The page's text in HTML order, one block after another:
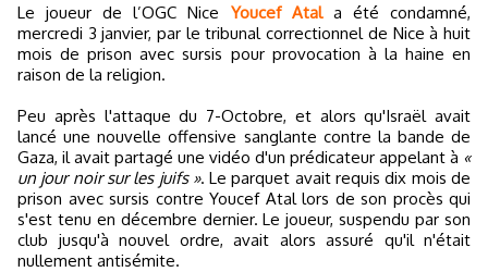
Le joueur de l’OGC Nice Youcef Atala été condamné,
mercredi 3 janvier, par le tribunal correctionnel de Nice à huit
mois de prison avec sursis pour provocation à la haine en
raison de la religion.
Peu après l'attaque du 7-Octobre, et alors qu'Israël avait
lancé une nouvelle offensive sanglante contre la bande de
Gaza, il avait partagé une vidéo d'un prédicateur appelant à «
un jour noir sur les juifs ». Le parquet avait requis dix mois de
prison avec sursis contre Youcef Atal lors de son procès qui
s'est tenu en décembre dernier. Le joueur, suspendu par son
club jusqu'à nouvel ordre, avait alors assuré qu'il n'était
nullement antisémite.